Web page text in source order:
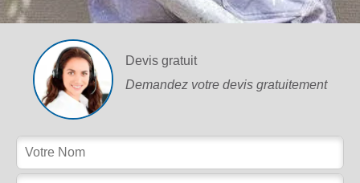
Devis gratuit
Demandez votre devis gratuitement